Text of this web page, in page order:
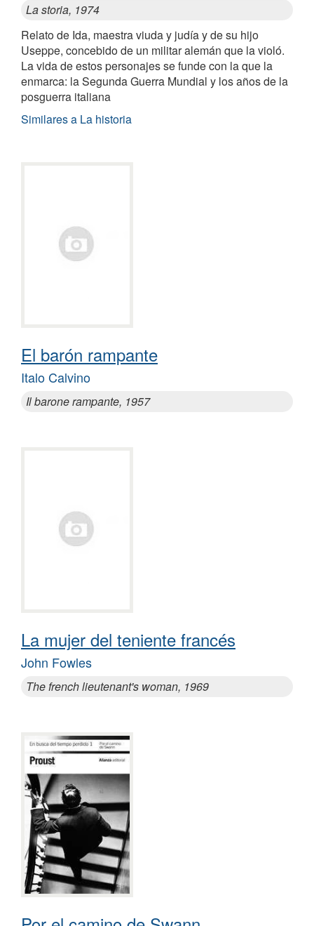
La storia, 1974
Relato de Ida, maestra viuda y judía y de su hijo
Useppe, concebido de un militar alemán que la violó.
La vida de estos personajes se funde con la que la
enmarca: la Segunda Guerra Mundial y los años de la
posguerra italiana
Similares a La historia
El barón rampante
Italo Calvino
Il barone rampante, 1957
La mujer del teniente francés
John Fowles
The french lieutenant's woman, 1969